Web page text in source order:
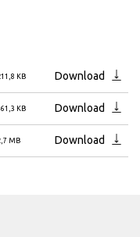
KB Download
KB Download
MB Download